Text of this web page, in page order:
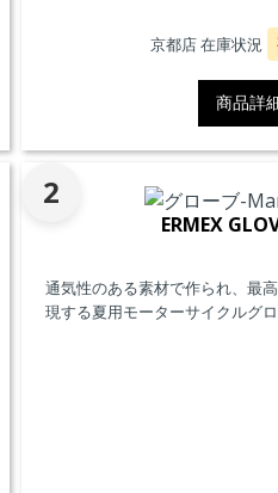
京都店 在庫状況
商品詳
2
ERMEX
通気性のある素材で作られ、最
現する夏用モーターサイクルグロ